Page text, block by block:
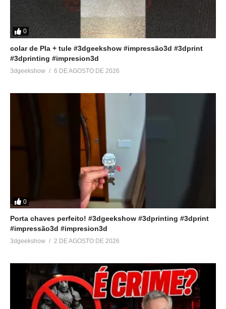
0
colar de Pla + tule #3dgeekshow #impressão3d #3dprint
#3dprinting #impresion3d
3dgeekshow 6 DE AGOSTO DE 2026
0
Porta chaves perfeito! #3dgeekshow #3dprinting #3dprint
#impressão3d #impresion3d
3dgeekshow 2 DE AGOSTO DE 2026